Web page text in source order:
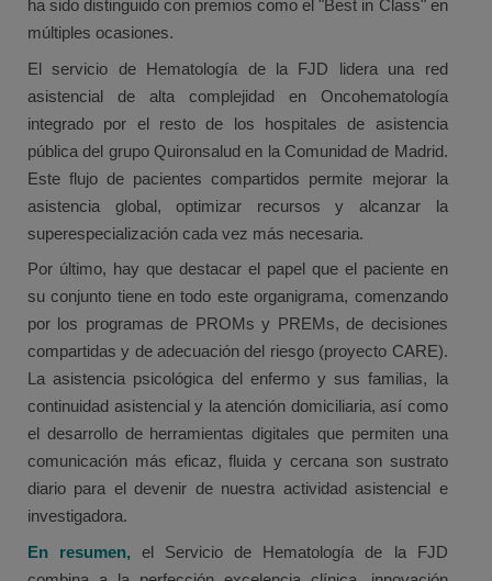
ha sido distinguido con premios como el "Best in Class" en
múltiples ocasiones.
El servicio de Hematología de la FJD lidera una red
asistencial de alta complejidad en Oncohematología
integrado por el resto de los hospitales de asistencia
pública del grupo Quironsalud en la Comunidad de Madrid.
Este flujo de pacientes compartidos permite mejorar la
asistencia global, optimizar recursos y alcanzar la
superespecialización cada vez más necesaria.
Por último, hay que destacar el papel que el paciente en
su conjunto tiene en todo este organigrama, comenzando
por los programas de PROMs y PREMs, de decisiones
compartidas y de adecuación del riesgo (proyecto CARE).
La asistencia psicológica del enfermo y sus familias, la
continuidad asistencial y la atención domiciliaria, así como
el desarrollo de herramientas digitales que permiten una
comunicación más eficaz, fluida y cercana son sustrato
diario para el devenir de nuestra actividad asistencial e
investigadora.
En resumen, el Servicio de Hematología de la FJD